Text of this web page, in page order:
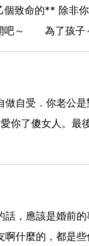
個致命的** 除非
～ 為了孩子
自受．你老公
你了傻女人。
，應該是婚前
什麼的，都是